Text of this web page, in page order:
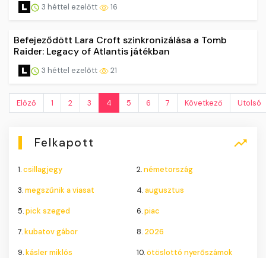
3 héttel ezelőtt 16
Befejeződött Lara Croft szinkronizálása a Tomb
Raider: Legacy of Atlantis játékban
3 héttel ezelőtt 21
Előző 1 2 3 4 5 6 7 Következő Utolsó
Felkapott
1.csillagjegy 2.németország
3.megszűnik a viasat 4.augusztus
5.pick szeged 6.piac
7.kubatov gábor 8. 2026
9.kásler miklós 10.ötöslottó nyerőszámok